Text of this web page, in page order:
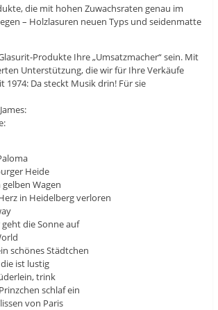
die mit hohen Zuwachsraten genau im
– Holzlasuren neuen Typs und seidenmatte
Produkte Ihre „Umsatzmacher“ sein. Mit
Unterstützung, die wir für Ihre Verkäufe
1974: Da steckt Musik drin! Für sie
Heide
Wagen
in Heidelberg verloren
die Sonne auf
schönes Städtchen
ist lustig
trink
schlaf ein
von Paris